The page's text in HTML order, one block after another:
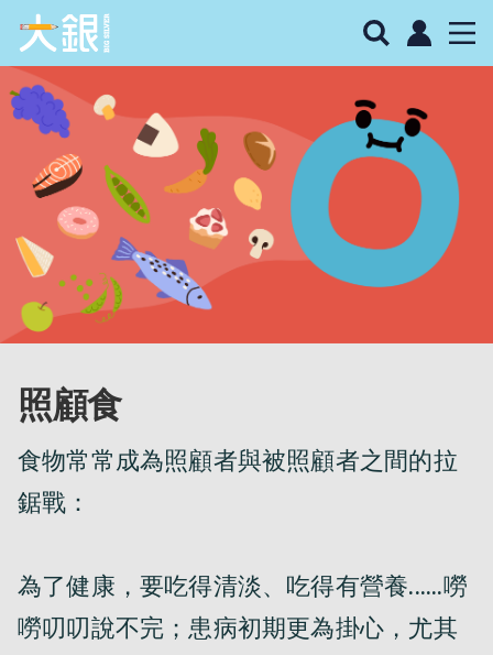
照顧食
食物常常成為照顧者與被照顧者之間的拉
鋸戰：
為了健康，要吃得清淡、吃得有營養......嘮
嘮叨叨說不完；患病初期更為掛心，尤其